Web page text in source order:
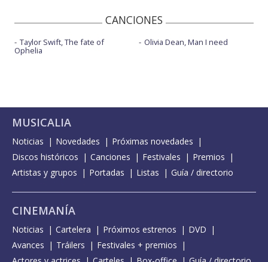
CANCIONES
Taylor Swift, The fate of
Ophelia
Olivia Dean, Man I need
MUSICALIA
Noticias Novedades
Próximas novedades
Discos históricos
Canciones Festivales
Premios
Artistas y grupos
Portadas Listas Guía / directorio
CINEMANÍA
Noticias Cartelera Próximos estrenos
DVD
Avances
Tráilers
Festivales + premios